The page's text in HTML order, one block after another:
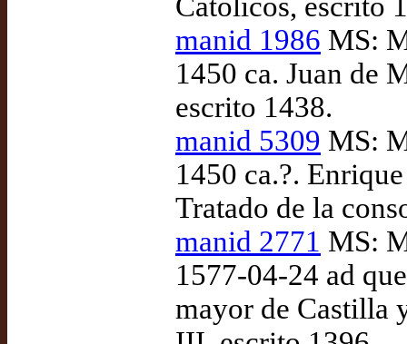
manid 1986 MS:
1450 ca. Juan de
escrito 1438.
manid 5309 MS:
1450 ca.?.
Tratado de la
manid 2771 MS:
1577-04-24 ad
mayor de Castilla